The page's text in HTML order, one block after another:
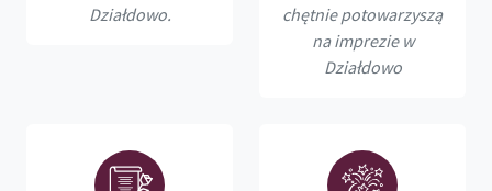
Działdowo.
chętnie potowarzyszą
na imprezie w
Działdowo